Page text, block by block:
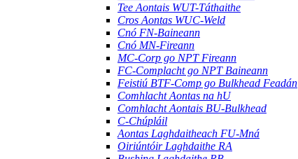
Tee Aontais WUT-Táthaithe
Cros Aontas WUC-Weld
Cnó FN-Baineann
Cnó MN-Fireann
MC-Corp go NPT Fireann
FC-Complacht go NPT Baineann
Feistiú BTF-Comp go Bulkhead Feadán
Comhlacht Aontas na hU
Comhlacht Aontais BU-Bulkhead
C-Chúpláil
Aontas Laghdaitheach FU-Mná
Oiriúntóir Laghdaithe RA